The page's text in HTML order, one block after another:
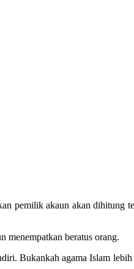
pemilik akaun akan dihitung
menempatkan beratus orang.
Bukankah agama Islam